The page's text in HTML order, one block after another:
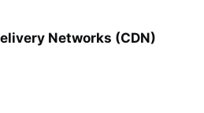
Networks (CDN)